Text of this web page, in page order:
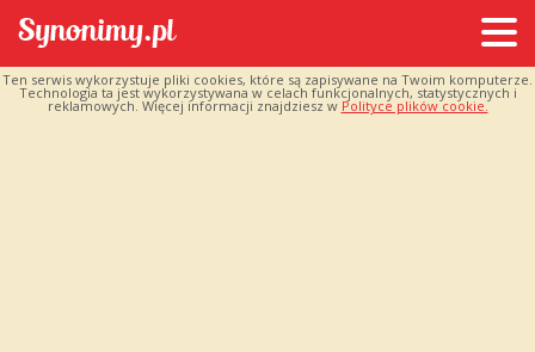
Ten serwis wykorzystuje pliki cookies, które są zapisywane na Twoim komputerze.
Technologia ta jest wykorzystywana w celach funkcjonalnych, statystycznych i
reklamowych. Więcej informacji znajdziesz w Polityce plików cookie.